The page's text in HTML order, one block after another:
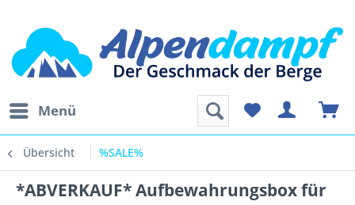
Menü
Übersicht %SALE%
*ABVERKAUF* Aufbewahrungsbox für